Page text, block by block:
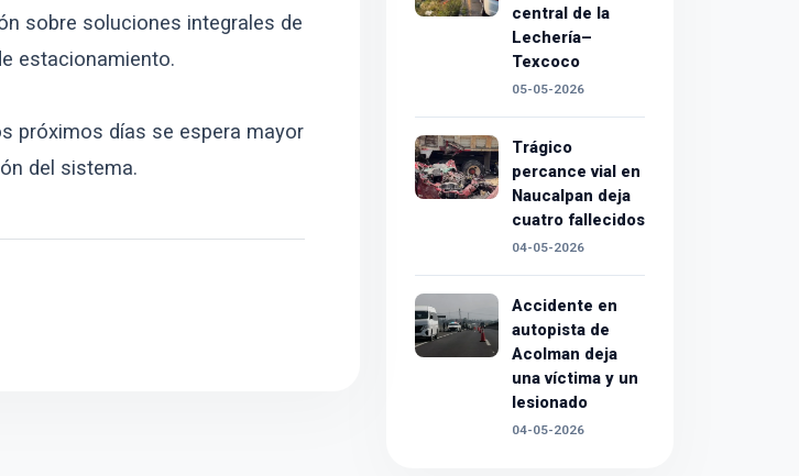
sobre soluciones integrales de
estacionamiento.
próximos días se espera mayor
del sistema.
central de la
Lechería–
Texcoco
05-05-2026
Trágico
percance vial en
Naucalpan deja
cuatro fallecidos
04-05-2026
Accidente en
autopista de
Acolman deja
una víctima y un
lesionado
04-05-2026